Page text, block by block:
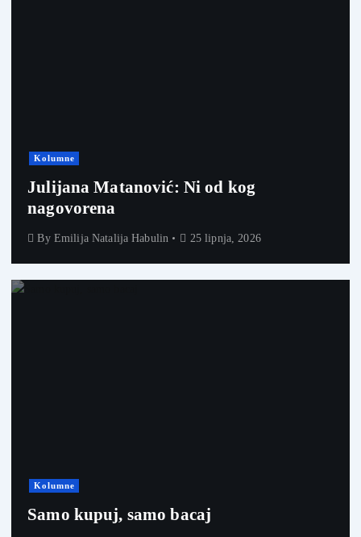
Kolumne
Julijana Matanović: Ni od kog
nagovorena
By Emilija Natalija Habulin 25 lipnja, 2026
Kolumne
Samo kupuj, samo bacaj